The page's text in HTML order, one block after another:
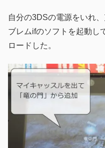
自分の3DSの電源をいれ
ブレムifのソフトを起動し
ロードした。